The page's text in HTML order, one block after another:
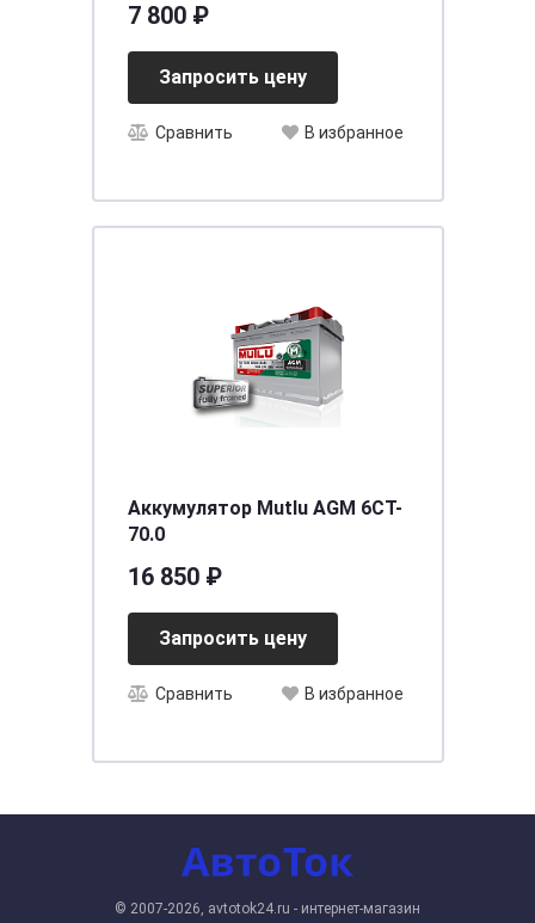
7 800 ₽
Запросить цену
Сравнить В избранное
Аккумулятор Mutlu AGM 6CT-
70.0
16 850 ₽
Запросить цену
Сравнить В избранное
© 2007-2026, avtotok24.ru - интернет-магазин